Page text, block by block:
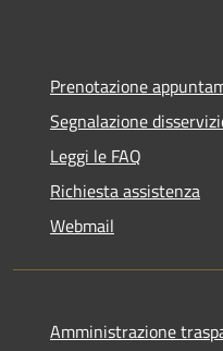
Prenotazione
Segnalazione
Leggi le FAQ
Richiesta assistenza
Webmail
Amministrazione